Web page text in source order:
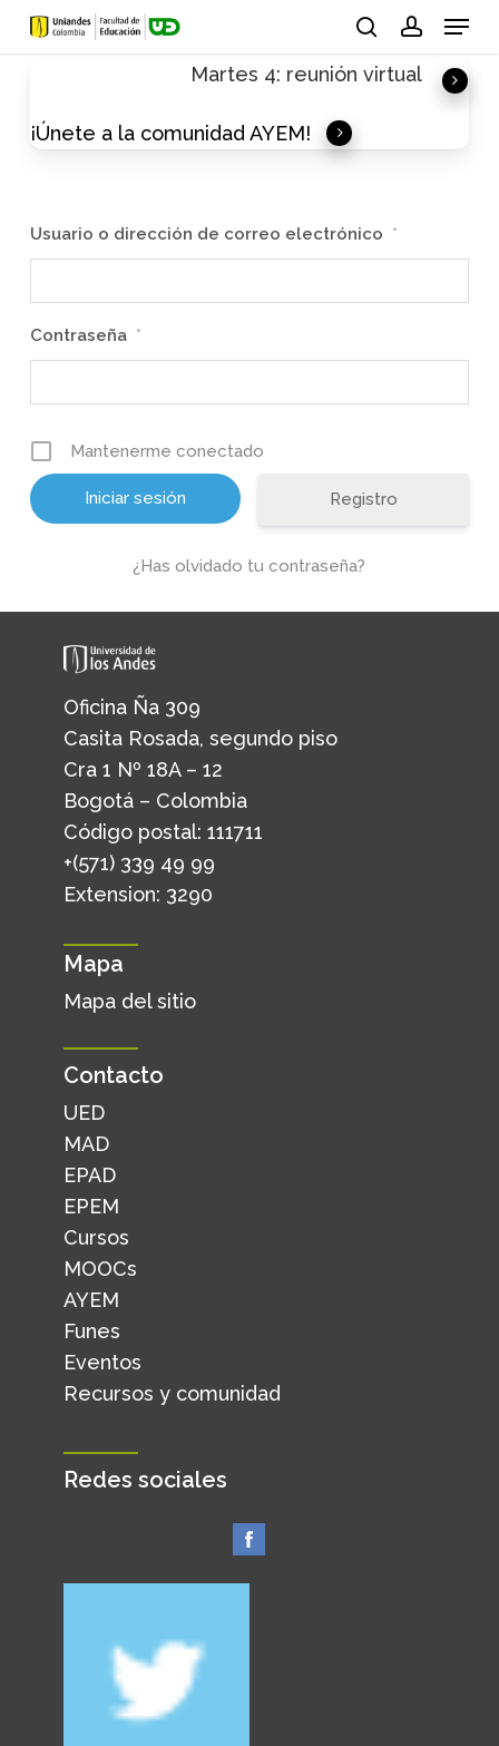
Skip
Menu
Martes 4: reunión virtual
¡Únete a la comunidad AYEM!
Usuario o dirección de correo electrónico *
Contraseña *
Mantenerme conectado
Registro
¿Has olvidado tu contraseña?
Oficina Ña 309
Casita Rosada, segundo piso
Cra 1 Nº 18A – 12
Bogotá – Colombia
Código postal: 111711
+(571) 339 49 99
Extension: 3290
Mapa
Mapa del sitio
Contacto
UED
MAD
EPAD
EPEM
Cursos
MOOCs
AYEM
Funes
Eventos
Recursos y comunidad
Redes sociales